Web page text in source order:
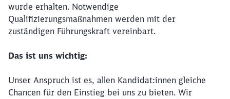
wurde erhalten. Notwendige
Qualifizierungsmaßnahmen werden mit der
zuständigen Führungskraft vereinbart.
Das ist uns wichtig:
Unser Anspruch ist es, allen Kandidat:innen gleiche
Chancen für den Einstieg bei uns zu bieten. Wir